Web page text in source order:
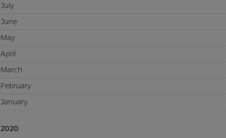
July
June
May
April
March
February
January
2020